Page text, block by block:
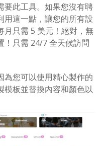
要此工具。如果您沒有聘
用這一點，讓您的所有設
月只需 5 美元！絕對，無
！只需 24/7 全天候訪問
為您可以使用精心製作的
模板並替換內容和顏色以